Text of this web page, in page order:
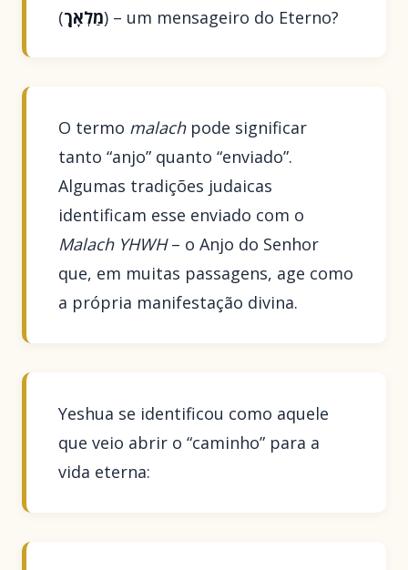
(מַלְאָךְ) – um mensageiro do Eterno?
O termo malachpode significar
tanto “anjo” quanto “enviado”.
Algumas tradições judaicas
identificam esse enviado com o
Malach YHWH– o Anjo do Senhor
que, em muitas passagens, age como
a própria manifestação divina.
Yeshua se identificou como aquele
que veio abrir o “caminho” para a
vida eterna: